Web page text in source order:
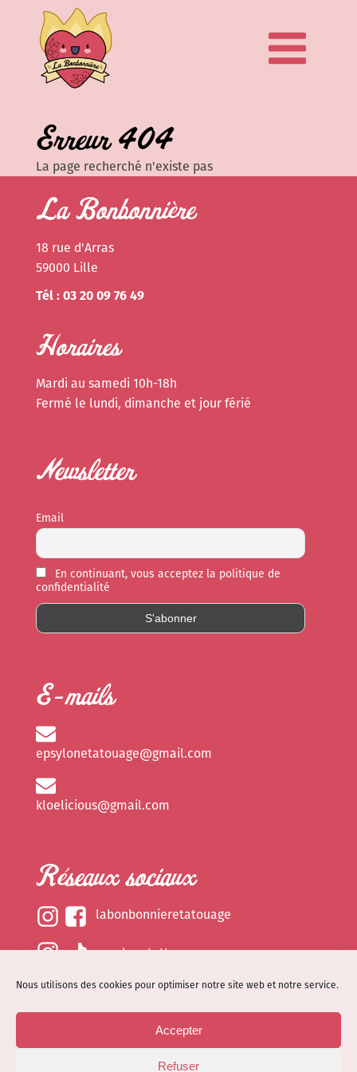
Nous utilisons des cookies pour optimiser notre site web et notre service.
Accepter
Refuser
Erreur 404
La page recherché n'existe pas
La Bonbonnière
18 rue d'Arras
59000 Lille
Tél : 03 20 09 76 49
Horaires
Mardi au samedi 10h-18h
Fermé le lundi, dimanche et jour férié
Newsletter
Email
En continuant, vous acceptez la politique de
confidentialité
E-mails
epsylonetatouage@gmail.com
kloelicious@gmail.com
Réseaux sociaux
labonbonnieretatouage
epsylonetattoo
kloelicious_
Mentions légales